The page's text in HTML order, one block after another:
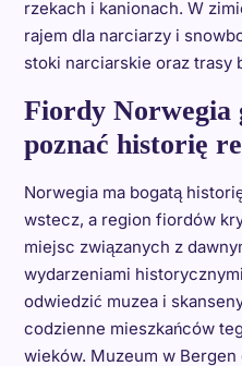
rzekach i kanionach. W
rajem dla narciarzy i
stoki narciarskie oraz trasy
Fiordy Norwegia
poznać historię
Norwegia ma bogatą
wstecz, a region fiordów
miejsc związanych z
wydarzeniami
odwiedzić muzea i
codzienne mieszkańców
wieków. Muzeum w